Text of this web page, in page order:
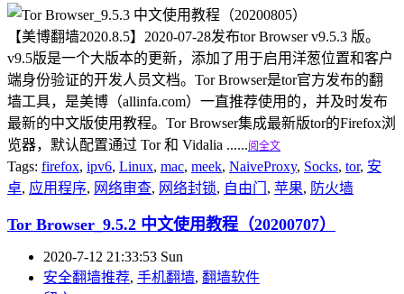
【美博翻墙2020.8.5】2020-07-28发布tor Browser v9.5.3 版。
v9.5版是一个大版本的更新，添加了用于启用洋葱位置和客户
端身份验证的开发人员文档。Tor Browser是tor官方发布的翻
墙工具，是美博（allinfa.com）一直推荐使用的，并及时发布
最新的中文版使用教程。Tor Browser集成最新版tor的Firefox浏
览器，默认配置通过 Tor 和 Vidalia ......阅全文
Tags: firefox, ipv6, Linux, mac, meek, NaiveProxy, Socks, tor, 安
卓, 应用程序, 网络审查, 网络封锁, 自由门 , 苹果, 防火墙
Tor Browser_9.5.2 中文使用教程（20200707）
2020-7-12 21:33:53 Sun
安全翻墙推荐, 手机翻墙, 翻墙软件